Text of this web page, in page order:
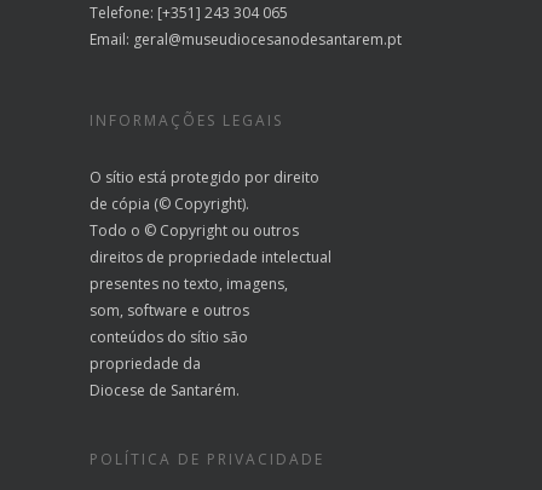
Telefone: [+351] 243 304 065
Email: geral@museudiocesanodesantarem.pt
INFORMAÇÕES LEGAIS
O sítio está protegido por direito
de cópia (© Copyright).
Todo o © Copyright ou outros
direitos de propriedade intelectual
presentes no texto, imagens,
som, software e outros
conteúdos do sítio são
propriedade da
Diocese de Santarém.
POLÍTICA DE PRIVACIDADE